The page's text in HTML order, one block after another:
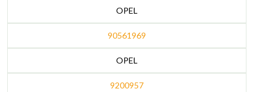
OPEL
90561969
OPEL
9200957